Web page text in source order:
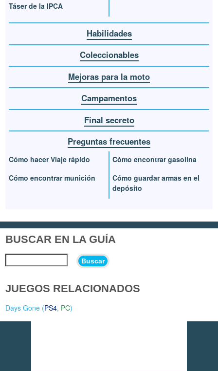
Táser de la IPCA
Habilidades
Coleccionables
Mejoras para la moto
Campamentos
Final secreto
Preguntas frecuentes
Cómo hacer Viaje rápido
Cómo encontrar munición
Cómo encontrar gasolina
Cómo guardar armas en el
depósito
BUSCAR EN LA GUÍA
Buscar
JUEGOS RELACIONADOS
Days Gone (PS4, PC)